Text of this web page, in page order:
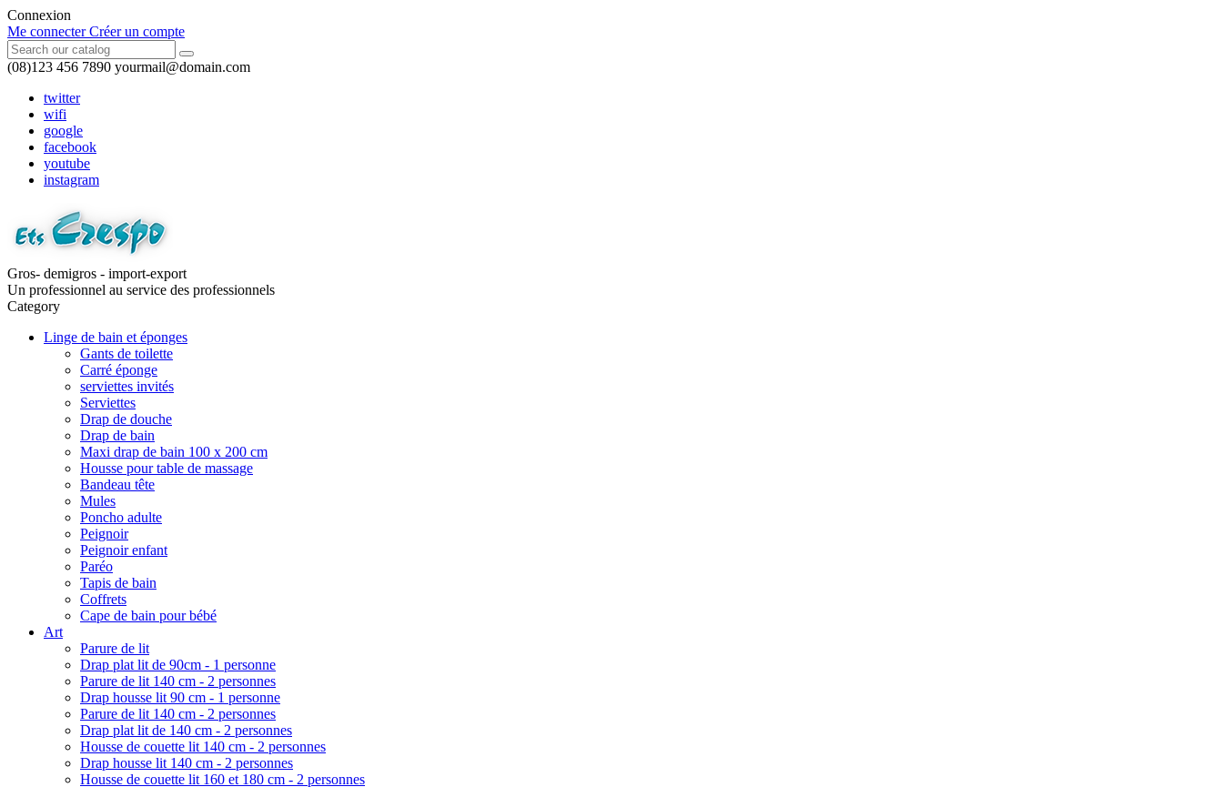
Connexion
Me connecter Créer un compte
(08)123 456 7890 yourmail@domain.com
twitter
wifi
google
facebook
youtube
instagram
Gros- demigros - import-export
Un professionnel au service des professionnels
Category
Linge de bain et éponges
Gants de toilette
Carré éponge
serviettes invités
Serviettes
Drap de douche
Drap de bain
Maxi drap de bain 100 x 200 cm
Housse pour table de massage
Bandeau tête
Mules
Poncho adulte
Peignoir
Peignoir enfant
Paréo
Tapis de bain
Coffrets
Cape de bain pour bébé
Art
Parure de lit
Drap plat lit de 90cm - 1 personne
Parure de lit 140 cm - 2 personnes
Drap housse lit 90 cm - 1 personne
Parure de lit 140 cm - 2 personnes
Drap plat lit de 140 cm - 2 personnes
Housse de couette lit 140 cm - 2 personnes
Drap housse lit 140 cm - 2 personnes
Housse de couette lit 160 et 180 cm - 2 personnes